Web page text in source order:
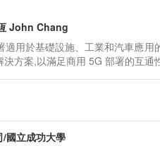
John Chang
用於基礎設施、工業和汽車應用
方案,以滿足商用 5G 部署的互通性
國立成功大學